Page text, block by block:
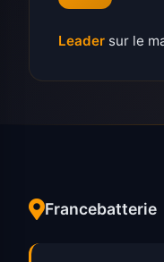
Leader sur le
Francebatterie